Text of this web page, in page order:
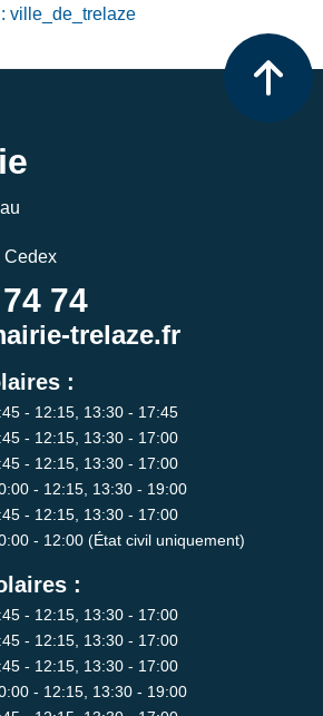
: ville_de_trelaze
Cedex
74
trelaze.fr
:
- 12:15, 13:30 - 17:45
- 12:15, 13:30 - 17:00
- 12:15, 13:30 - 17:00
- 12:15, 13:30 - 19:00
- 12:15, 13:30 - 17:00
- 12:00 (État civil uniquement)
:
- 12:15, 13:30 - 17:00
- 12:15, 13:30 - 17:00
- 12:15, 13:30 - 17:00
- 12:15, 13:30 - 19:00